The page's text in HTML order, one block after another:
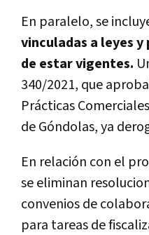
En paralelo, se
vinculadas a leyes
de estar vigentes.
340/2021, que
Prácticas
de Góndolas, ya
En relación con el
se eliminan
convenios de
para tareas de